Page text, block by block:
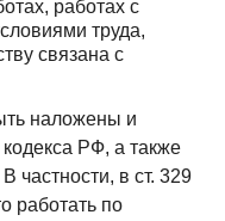
работах с
труда,
связана с
наложены и
РФ, а также
в ст. 329
работать по